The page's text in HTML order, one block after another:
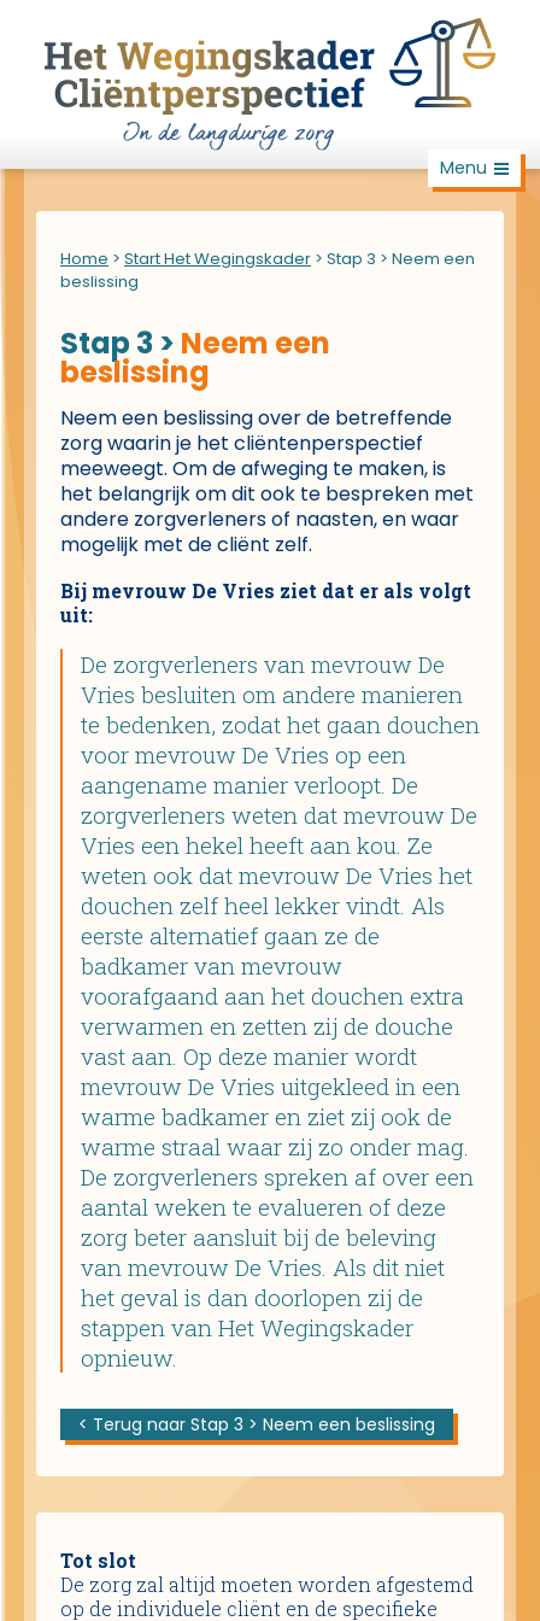
Menu
Home > Start Het Wegingskader > Stap 3 > Neem een
beslissing
Stap 3 > Neem een
beslissing
Neem een beslissing over de betreffende
zorg waarin je het cliëntenperspectief
meeweegt. Om de afweging te maken, is
het belangrijk om dit ook te bespreken met
andere zorgverleners of naasten, en waar
mogelijk met de cliënt zelf.
Bij mevrouw De Vries ziet dat er als volgt
uit:
De zorgverleners van mevrouw De
Vries besluiten om andere manieren
te bedenken, zodat het gaan douchen
voor mevrouw De Vries op een
aangename manier verloopt. De
zorgverleners weten dat mevrouw De
Vries een hekel heeft aan kou. Ze
weten ook dat mevrouw De Vries het
douchen zelf heel lekker vindt. Als
eerste alternatief gaan ze de
badkamer van mevrouw
voorafgaand aan het douchen extra
verwarmen en zetten zij de douche
vast aan. Op deze manier wordt
mevrouw De Vries uitgekleed in een
warme badkamer en ziet zij ook de
warme straal waar zij zo onder mag.
De zorgverleners spreken af over een
aantal weken te evalueren of deze
zorg beter aansluit bij de beleving
van mevrouw De Vries. Als dit niet
het geval is dan doorlopen zij de
stappen van Het Wegingskader
opnieuw.
< Terug naar Stap 3 > Neem een beslissing
Tot slot
De zorg zal altijd moeten worden afgestemd
op de individuele cliënt en de specifieke